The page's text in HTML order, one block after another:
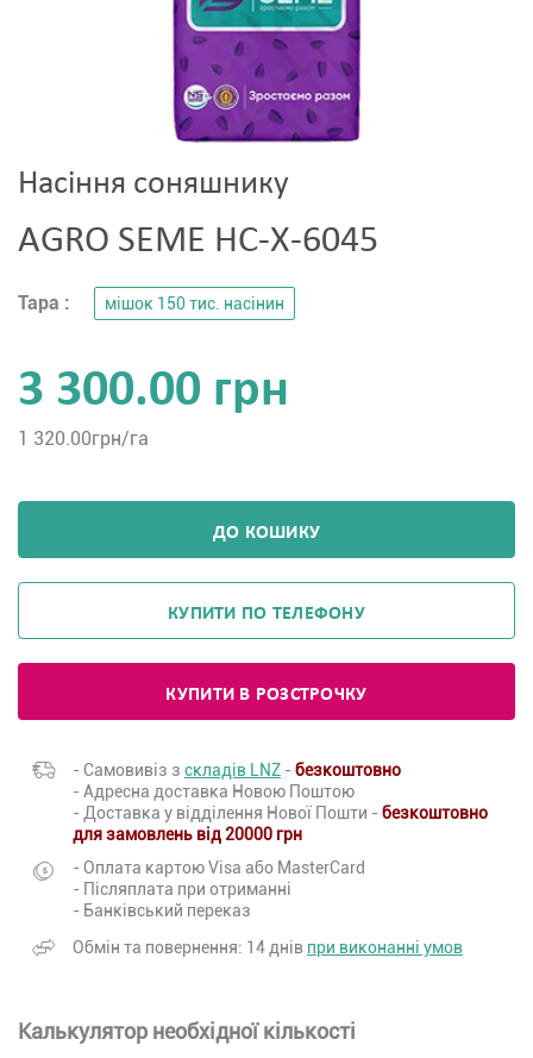
Насіння соняшнику
AGRO SEME НС-Х-6045
Тара : мішок 150 тис. насінин
3 300.00 грн
1 320.00грн/га
ДО КОШИКУ
КУПИТИ ПО ТЕЛЕФОНУ
КУПИТИ В РОЗСТРОЧКУ
- Самовивіз з складів LNZ - безкоштовно
- Адресна доставка Новою Поштою
- Доставка у відділення Нової Пошти - безкоштовно
для замовлень від 20000 грн
- Оплата картою Visa або MasterCard
- Післяплата при отриманні
- Банківський переказ
Обмін та повернення: 14 днів при виконанні умов
Калькулятор необхідної кількості